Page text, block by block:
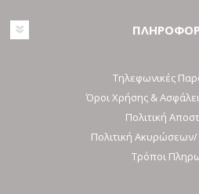
Τηλεφωνικές
Όροι Χρήσης &
Πολιτική
Πολιτική
Τρόποι